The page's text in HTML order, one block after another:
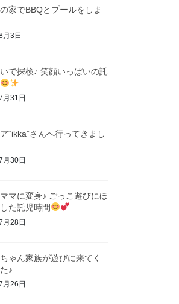
家でBBQとプールをしま
月3日
で探検♪ 笑顔いっぱいの託
月31日
“ikka”さんへ行ってきまし
月30日
マに変身♪ ごっこ遊びにほ
た託児時間
月28日
ゃん家族が遊びに来てく
♪
月26日